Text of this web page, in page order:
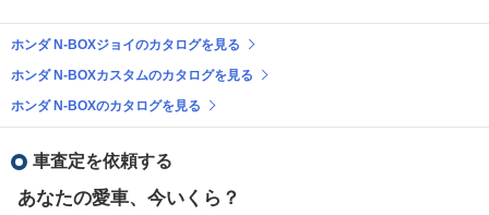
ホンダ N-BOXジョイのカタログを見る
ホンダ N-BOXカスタムのカタログを見る
ホンダ N-BOXのカタログを見る
車査定を依頼する
あなたの愛車、今いくら？